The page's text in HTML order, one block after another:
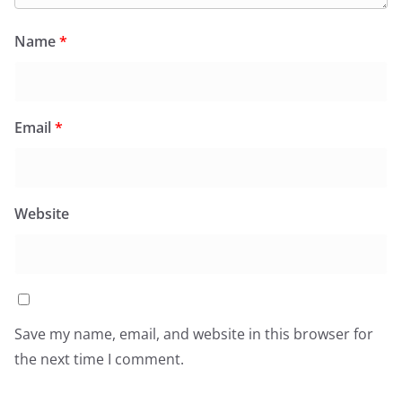
Name*
Email*
Website
Save my name, email, and website in this browser for
the next time I comment.